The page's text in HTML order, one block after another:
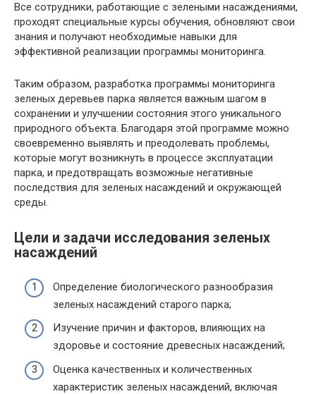
Все сотрудники, работающие с зелеными насаждениями,
проходят специальные курсы обучения, обновляют свои
знания и получают необходимые навыки для
эффективной реализации программы мониторинга.
Таким образом, разработка программы мониторинга
зеленых деревьев парка является важным шагом в
сохранении и улучшении состояния этого уникального
природного объекта. Благодаря этой программе можно
своевременно выявлять и преодолевать проблемы,
которые могут возникнуть в процессе эксплуатации
парка, и предотвращать возможные негативные
последствия для зеленых насаждений и окружающей
среды.
Цели и задачи исследования зеленых
насаждений
Определение биологического разнообразия
зеленых насаждений старого парка;
Изучение причин и факторов, влияющих на
здоровье и состояние древесных насаждений;
Оценка качественных и количественных
характеристик зеленых насаждений, включая